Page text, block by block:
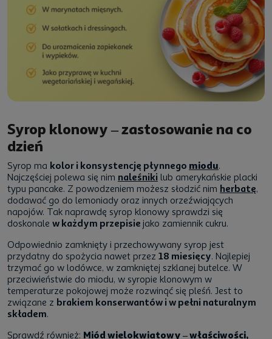
Syrop klonowy – zastosowanie na co
dzień
Syrop ma kolor i konsystencję płynnego miodu.
Najczęściej polewa się nim naleśniki lub amerykańskie placki
typu pancake. Z powodzeniem możesz słodzić nim herbatę,
dodawać go do lemoniady oraz innych orzeźwiających
napojów. Tak naprawdę syrop klonowy sprawdzi się
doskonale w każdym przepisie jako zamiennik cukru.
Odpowiednio zamknięty i przechowywany syrop jest
przydatny do spożycia nawet przez 18 miesięcy. Najlepiej
trzymać go w lodówce, w zamkniętej szklanej butelce. W
przeciwieństwie do miodu, w syropie klonowym w
temperaturze pokojowej może rozwinąć się pleśń. Jest to
związane z brakiem konserwantów i w pełni naturalnym
składem.
Sprawdź również: Miód wielokwiatowy – właściwości,